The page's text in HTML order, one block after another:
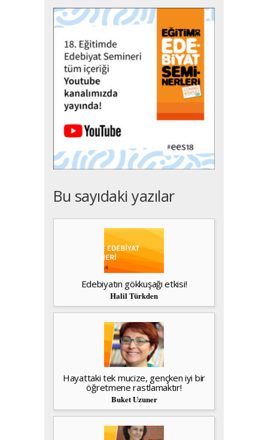
Bu sayıdaki yazılar
Edebiyatın gökkuşağı etkisi!
Halil Türkden
Hayattaki tek mucize, gençken iyi bir
öğretmene rastlamaktır!
Buket Uzuner